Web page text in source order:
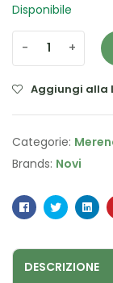
Disponibile
- +
Aggiungi alla
Categorie:
Brands: Novi
Facebook
Twitter
DESCRIZIONE